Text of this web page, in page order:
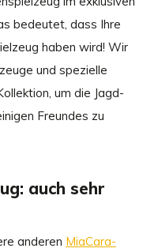
bedeutet, dass Ihre
haben wird! Wir
und spezielle
um die Jagd-
Freundes zu
auch sehr
anderen MiaCara-